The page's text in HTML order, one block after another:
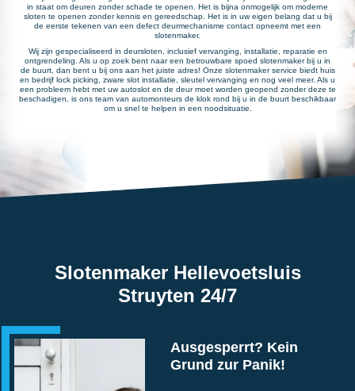
in staat om deuren zonder schade te openen. Het is bijna onmogelijk om moderne
sloten te openen zonder kennis en gereedschap. Het is in uw eigen belang dat u bij
de eerste tekenen van een defect deurmechanisme contact opneemt met een
slotenmaker.
Wij zijn gespecialiseerd in deursloten, inclusief vervanging, installatie, reparatie en
ontgrendeling. Als u op zoek bent naar een betrouwbare spoed slotenmaker bij u in
de buurt, dan bent u bij ons aan het juiste adres! Onze slotenmaker service biedt huis
en bedrijf lock picking, zware slot installatie, sleutel vervanging en nog veel meer. Als u
een probleem hebt met uw autoslot en de deur moet worden geopend zonder deze te
beschadigen, is ons team van automonteurs de klok rond bij u in de buurt beschikbaar
om u snel te helpen in een noodsituatie.
Slotenmaker Hellevoetsluis
Struyten 24/7
Ausgesperrt? Kein
Grund zur Panik!